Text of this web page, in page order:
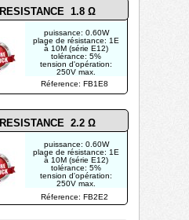
Réference: FB1E8
puissance: 0.60W
plage de résistance: 1E
à 10M (série E12)
tolérance: 5%
tension d'opération:
250V max.
photo non contractuelle
RESISTANCE 1.8 Ω
RESISTANCE 2.2 Ω
puissance: 0.60W
plage de résistance: 1E
à 10M (série E12)
tolérance: 5%
tension d'opération:
250V max.
Réference: FB2E2